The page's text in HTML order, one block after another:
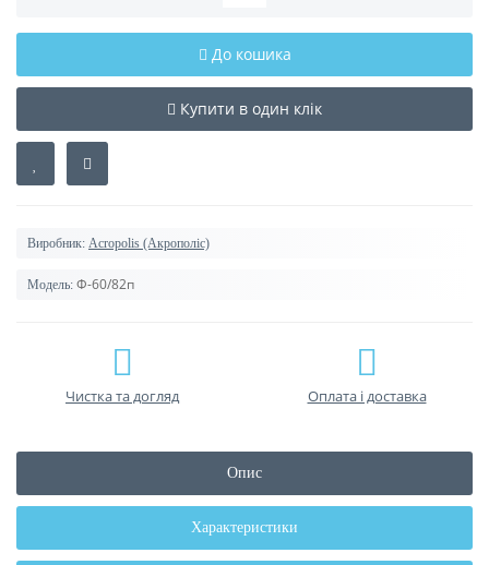
До кошика
Купити в один клік
Виробник: Acropolis (Акрополіс)
Модель: Ф-60/82п
Чистка та догляд Оплата і доставка
Опис
Характеристики